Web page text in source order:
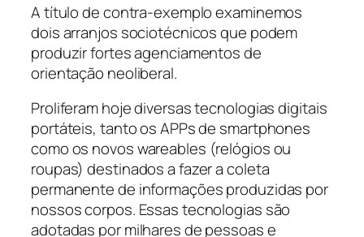
A título de contra-exemplo examinemos
dois arranjos sociotécnicos que podem
produzir fortes agenciamentos de
orientação neoliberal.
Proliferam hoje diversas tecnologias digitais
portáteis, tanto os APPs de smartphones
como os novos wareables (relógios ou
roupas) destinados a fazer a coleta
permanente de informações produzidas por
nossos corpos. Essas tecnologias são
adotadas por milhares de pessoas e